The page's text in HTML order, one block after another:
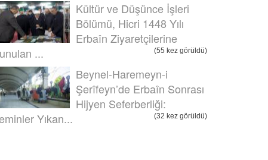
Kültür ve Düşünce İşleri
Bölümü, Hicri 1448 Yılı
Erbaîn Ziyaretçilerine
...
(55 kez görüldü)
Beynel-Haremeyn-i
Şerîfeyn’de Erbaîn Sonrası
Hijyen Seferberliği:
Yıkan...
(32 kez görüldü)